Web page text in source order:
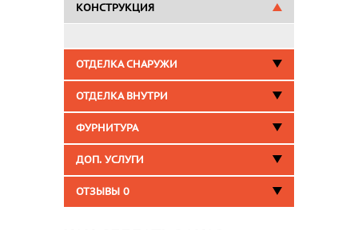
КОНСТРУКЦИЯ
ОТДЕЛКА СНАРУЖИ
ОТДЕЛКА ВНУТРИ
ФУРНИТУРА
ДОП. УСЛУГИ
ОТЗЫВЫ 0